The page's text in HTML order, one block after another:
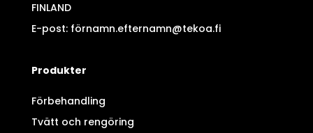
FINLAND
E-post: förnamn.efternamn@tekoa.fi
Produkter
Förbehandling
Tvätt och rengöring